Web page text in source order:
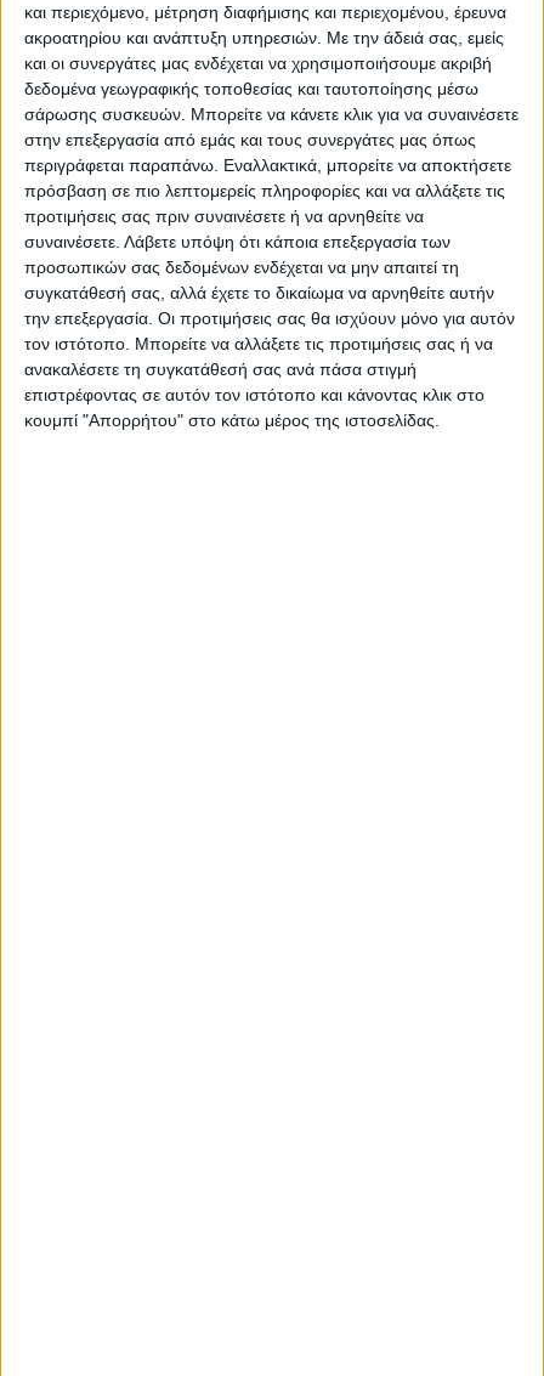
και περιεχόμενο, μέτρηση διαφήμισης και περιεχομένου, έρευνα
ακροατηρίου και ανάπτυξη υπηρεσιών. Με την άδειά σας, εμείς
και οι συνεργάτες μας ενδέχεται να χρησιμοποιήσουμε ακριβή
δεδομένα γεωγραφικής τοποθεσίας και ταυτοποίησης μέσω
σάρωσης συσκευών. Μπορείτε να κάνετε κλικ για να συναινέσετε
στην επεξεργασία από εμάς και τους συνεργάτες μας όπως
περιγράφεται παραπάνω. Εναλλακτικά, μπορείτε να αποκτήσετε
πρόσβαση σε πιο λεπτομερείς πληροφορίες και να αλλάξετε τις
προτιμήσεις σας πριν συναινέσετε ή να αρνηθείτε να
συναινέσετε. Λάβετε υπόψη ότι κάποια επεξεργασία των
προσωπικών σας δεδομένων ενδέχεται να μην απαιτεί τη
συγκατάθεσή σας, αλλά έχετε το δικαίωμα να αρνηθείτε αυτήν
την επεξεργασία. Οι προτιμήσεις σας θα ισχύουν μόνο για αυτόν
τον ιστότοπο. Μπορείτε να αλλάξετε τις προτιμήσεις σας ή να
ανακαλέσετε τη συγκατάθεσή σας ανά πάσα στιγμή
επιστρέφοντας σε αυτόν τον ιστότοπο και κάνοντας κλικ στο
κουμπί "Απορρήτου" στο κάτω μέρος της ιστοσελίδας.
ΝΕΟΣ ΑΓΩΝ
https://neosagon.gr
Η Αρχαιότερη Καθημερινή Πρωινή Εφημερίδα της Καρδίτσας
ΠΑΡΟΜΟΙΑ ΑΡΘΡΑ